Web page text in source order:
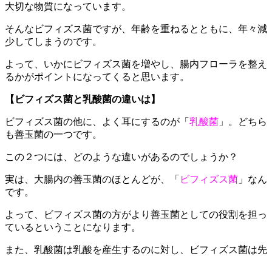
大切な物質になっています。
そんなビフィズス菌ですが、年齢を重ねるとともに、年々減
少してしまうのです。
よって、いかにビフィズス菌を増やし、腸内フローラを整え
るかがポイントになってくると思います。
【ビフィズス菌と乳酸菌の違いは】
ビフィズス菌の他に、よく耳にするのが「 乳酸菌 」。どちら
も善玉菌の一つです。
この２つには、どのような違いがあるのでしょうか？
実は、大腸内の善玉菌のほとんどが、「 ビフィズス菌 」なん
です。
よって、ビフィズス菌の方がより善玉菌としての役割を担っ
ているということになります。
また、乳酸菌は乳酸を産生するのに対し、ビフィズス菌は先